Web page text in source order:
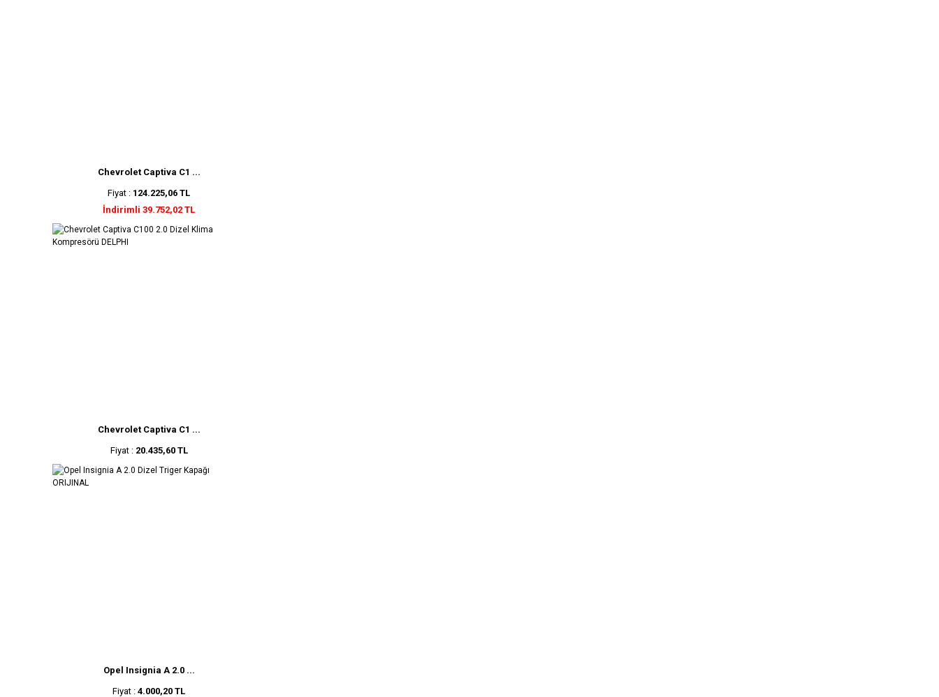
Chevrolet Captiva C1 ...
Fiyat : 124.225,06 TL
İndirimli 39.752,02 TL
Chevrolet Captiva C1 ...
Fiyat : 20.435,60 TL
Opel Insignia A 2.0 ...
Fiyat : 4.000,20 TL